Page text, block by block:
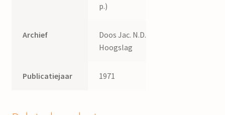
p.)
Archief
Doos Jac. N.D.
Hoogslag
Publicatiejaar 1971